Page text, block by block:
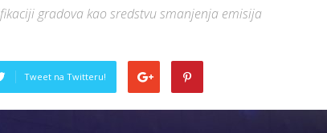
gradova kao sredstvu smanjenja emisija
Tweet na Twitteru!